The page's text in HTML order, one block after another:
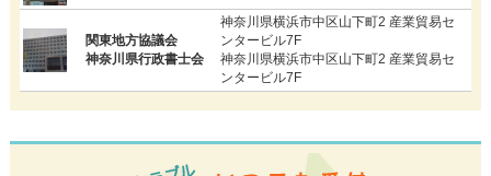
関東地方協議会
神奈川県行政書士会
神奈川県横浜市中区山下町2 産業貿易セ
ンタービル7F
神奈川県横浜市中区山下町2 産業貿易セ
ンタービル7F